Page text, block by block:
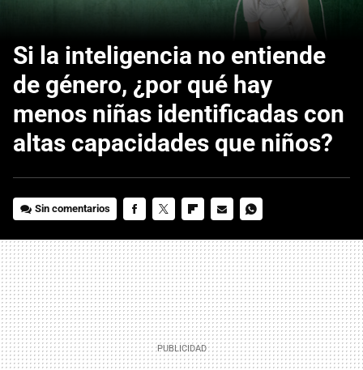
Si la inteligencia no entiende
de género, ¿por qué hay
menos niñas identificadas con
altas capacidades que niños?
Sin comentarios
MAIL